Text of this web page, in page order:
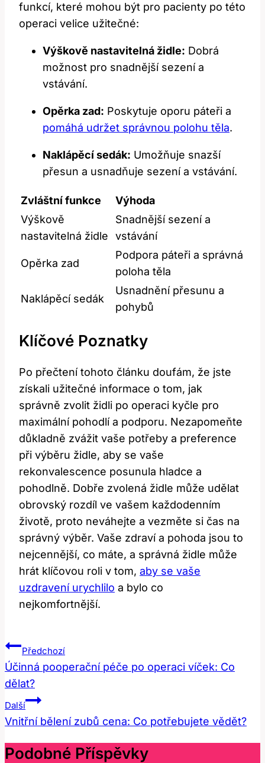
funkcí, které mohou být pro pacienty po této
operaci velice užitečné:
Výškově nastavitelná židle: Dobrá
možnost pro snadnější sezení a
vstávání.
Opěrka zad: Poskytuje oporu páteři a
pomáhá udržet správnou polohu těla.
Naklápěcí sedák: Umožňuje snazší
přesun a usnadňuje sezení a vstávání.
Zvláštní funkce
Výhoda
Výškově
nastavitelná židle
Snadnější sezení a
vstávání
Opěrka zad
Podpora páteři a správná
poloha těla
Naklápěcí sedák
Usnadnění přesunu a
pohybů
Klíčové Poznatky
Po přečtení tohoto článku doufám, že jste
získali užitečné informace o tom, jak
správně zvolit židli po operaci kyčle pro
maximální pohodlí a podporu. Nezapomeňte
důkladně zvážit vaše potřeby a preference
při výběru židle, aby se vaše
rekonvalescence posunula hladce a
pohodlně. Dobře zvolená židle může udělat
obrovský rozdíl ve vašem každodenním
životě, proto neváhejte a vezměte si čas na
správný výběr. Vaše zdraví a pohoda jsou to
nejcennější, co máte, a správná židle může
hrát klíčovou roli v tom, aby se vaše
uzdravení urychlilo a bylo co
nejkomfortnější.
Navigace
Pro
Příspěvek
Předchozí
Účinná pooperační péče po operaci víček: Co
dělat?
Další
Vnitřní bělení zubů cena: Co potřebujete vědět?
Podobné Příspěvky